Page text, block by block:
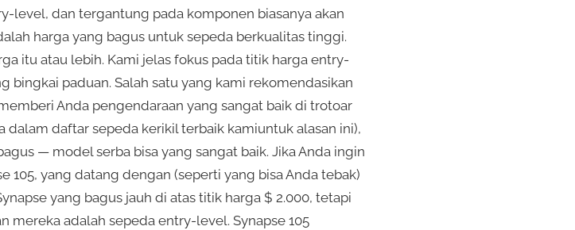
level, dan tergantung pada komponen biasanya akan
harga yang bagus untuk sepeda berkualitas tinggi.
itu atau lebih. Kami jelas fokus pada titik harga entry-
bingkai paduan. Salah satu yang kami rekomendasikan
Anda pengendaraan yang sangat baik di trotoar
dalam daftar sepeda kerikil terbaik kamiuntuk alasan ini),
— model serba bisa yang sangat baik. Jika Anda ingin
105, yang datang dengan (seperti yang bisa Anda tebak)
yang bagus jauh di atas titik harga $ 2.000, tetapi
mereka adalah sepeda entry-level. Synapse 105